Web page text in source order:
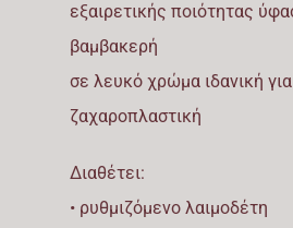
εξαιρετικής ποιότητας
βαμβακερή
σε λευκό χρώμα ιδανική για
ζαχαροπλαστική
Διαθέτει:
• ρυθμιζόμενο λαιμοδέτη